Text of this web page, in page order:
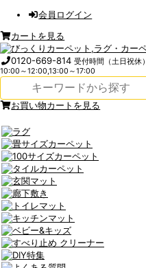
会員ログイン
カートを見る
0120-669-814受付時間（土日祝休）
10:00～12:00,13:00～17:00
お買い物カートを見る